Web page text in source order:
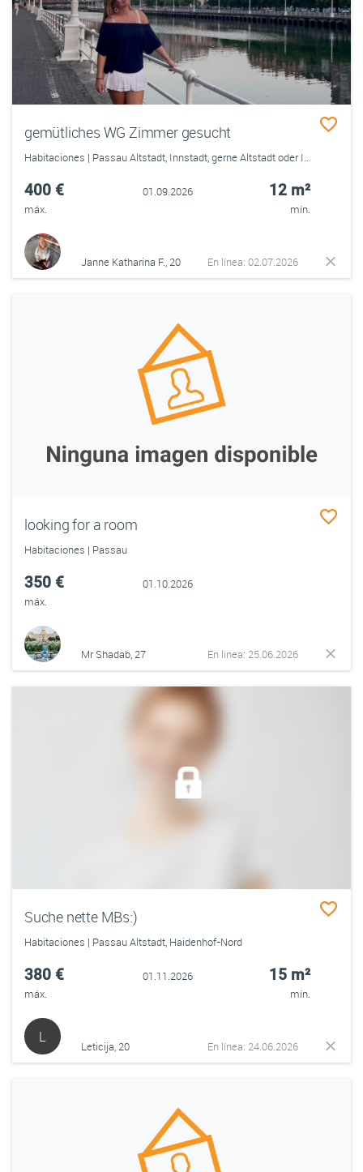
gemütliches WG Zimmer gesucht
Habitaciones | Passau Altstadt, Innstadt, gerne Altstadt oder Innstadt
400 €
máx.
01.09.2026 12 m²
mín.
Janne Katharina F., 20 En línea: 02.07.2026
looking for a room
Habitaciones | Passau
350 €
máx.
01.10.2026
Mr Shadab, 27 En línea: 25.06.2026
Suche nette MBs:)
Habitaciones | Passau Altstadt, Haidenhof-Nord
380 €
máx.
01.11.2026 15 m²
mín.
L
Leticija, 20 En línea: 24.06.2026